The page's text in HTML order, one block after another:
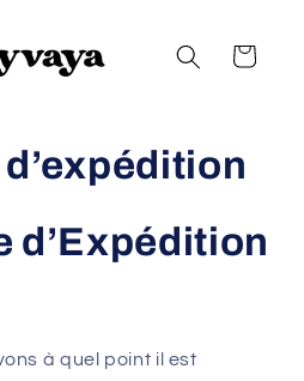
Panier
d’Expédition
à quel point il est